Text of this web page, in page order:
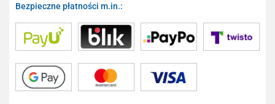
Bezpieczne płatności m.in.: